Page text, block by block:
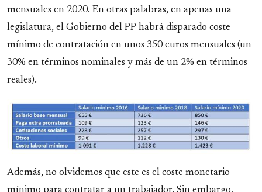
mensuales en 2020. En otras palabras, en apenas una
legislatura, el Gobierno del PP habrá disparado coste
mínimo de contratación en unos 350 euros mensuales (un
30% en términos nominales y más de un 2% en términos
reales).
Además, no olvidemos que este es el coste monetario